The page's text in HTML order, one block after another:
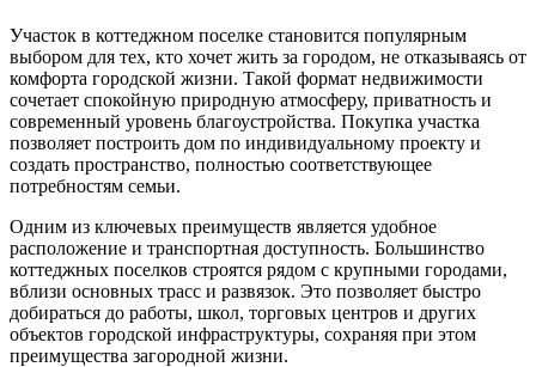
Участок в коттеджном поселке становится популярным
выбором для тех, кто хочет жить за городом, не отказываясь от
комфорта городской жизни. Такой формат недвижимости
сочетает спокойную природную атмосферу, приватность и
современный уровень благоустройства. Покупка участка
позволяет построить дом по индивидуальному проекту и
создать пространство, полностью соответствующее
потребностям семьи.
Одним из ключевых преимуществ является удобное
расположение и транспортная доступность. Большинство
коттеджных поселков строятся рядом с крупными городами,
вблизи основных трасс и развязок. Это позволяет быстро
добираться до работы, школ, торговых центров и других
объектов городской инфраструктуры, сохраняя при этом
преимущества загородной жизни.